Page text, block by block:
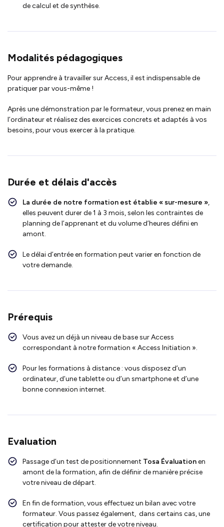
de calcul et de synthèse.
Modalités pédagogiques
Pour apprendre à travailler sur Access, il est indispensable de
pratiquer par vous-même !
Après une démonstration par le formateur, vous prenez en main
l’ordinateur et réalisez des exercices concrets et adaptés à vos
besoins, pour vous exercer à la pratique.
Durée et délais d'accès
La durée de notre formation est établie « sur-mesure »,
elles peuvent durer de 1 à 3 mois, selon les contraintes de
planning de l’apprenant et du volume d’heures défini en
amont.
Le délai d’entrée en formation peut varier en fonction de
votre demande.
Prérequis
Vous avez un déjà un niveau de base sur Access
correspondant à notre formation « Access Initiation ».
Pour les formations à distance : vous disposez d’un
ordinateur, d’une tablette ou d’un smartphone et d’une
bonne connexion internet.
Evaluation
Passage d’un test de positionnement Tosa Évaluationen
amont de la formation, afin de définir de manière précise
votre niveau de départ.
En fin de formation, vous effectuez un bilan avec votre
formateur. Vous passez également, dans certains cas, une
certification pour attester de votre niveau.